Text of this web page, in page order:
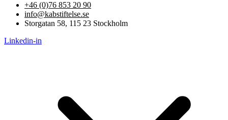
+46 (0)76 853 20 90
info@kabstiftelse.se
Storgatan 58, 115 23 Stockholm
Linkedin-in